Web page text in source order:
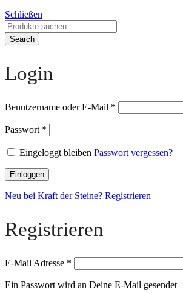
Schließen
Search
Login
Benutzername oder E-Mail *
Passwort *
Eingeloggt bleiben Passwort vergessen?
Einloggen
Neu bei Kraft der Steine? Registrieren
Registrieren
E-Mail Adresse *
Ein Passwort wird an Deine E-Mail gesendet